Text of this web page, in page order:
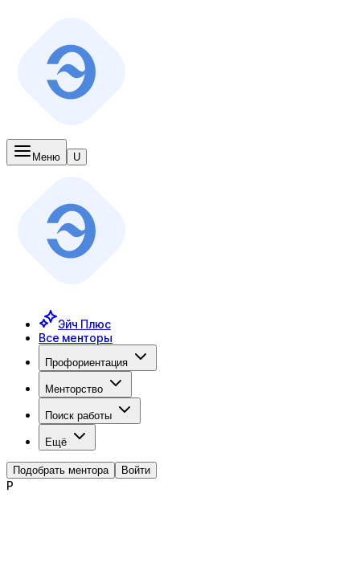
Меню U
Эйч Плюс
Все менторы
Профориентация
Менторство
Поиск работы
Ещё
Подобрать ментора Войти
Р